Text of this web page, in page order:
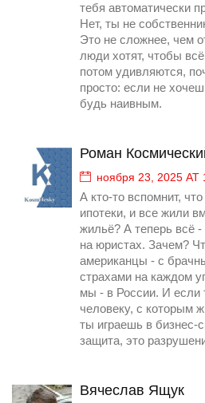
тебя автоматически
Нет, ты не
Это не сложнее, чем
люди хотят, чтобы
потом удивляются,
просто: если не
будь наивным.
Роман
ноября 23, 2025 AT
А кто-то вспомнит,
ипотеки, и все жили
жильё? А теперь всё -
на юристах. Зачем?
американцы - с
страхами на каждом
мы - в России. И если
человеку, с которым
ты играешь в бизнес-
защита, это
Вячеслав Ящук